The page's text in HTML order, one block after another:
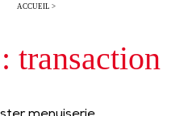
ACCUEIL >
transaction